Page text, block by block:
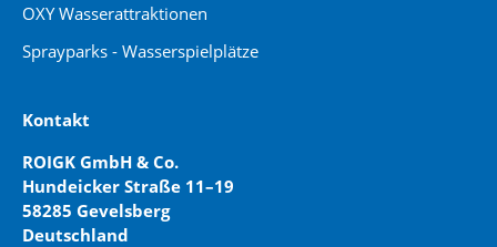
OXY Wasserattraktionen
Sprayparks - Wasserspielplätze
Kontakt
ROIGK GmbH & Co.
Hundeicker Straße 11–19
58285 Gevelsberg
Deutschland